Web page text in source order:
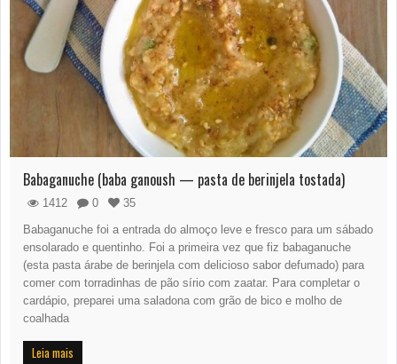
Babaganuche (baba ganoush — pasta de berinjela tostada)
1412 0
35
Babaganuche foi a entrada do almoço leve e fresco para um sábado
ensolarado e quentinho. Foi a primeira vez que fiz babaganuche
(esta pasta árabe de berinjela com delicioso sabor defumado) para
comer com torradinhas de pão sírio com zaatar. Para completar o
cardápio, preparei uma saladona com grão de bico e molho de
coalhada
Leia mais